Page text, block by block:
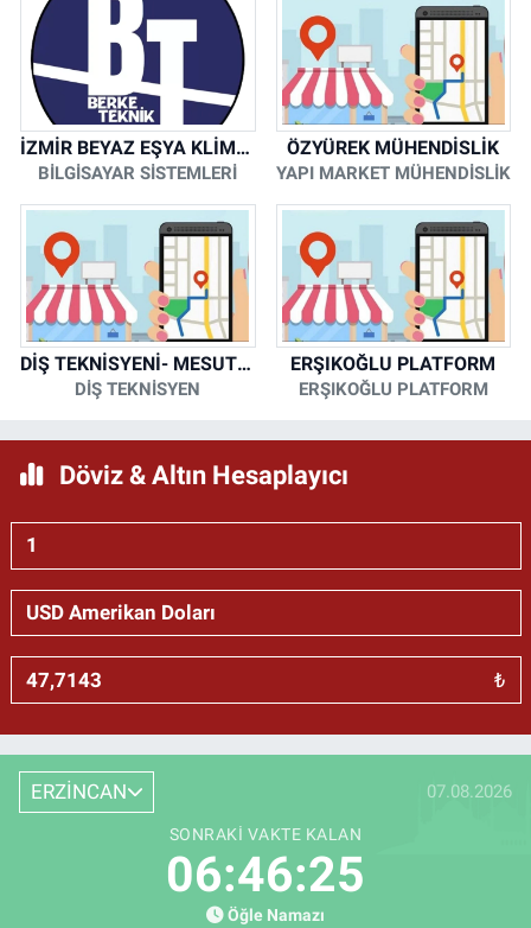
İZMİR BEYAZ EŞYA KLİMA KOMBİ SERVİSİ
BİLGİSAYAR SİSTEMLERİ
ÖZYÜREK MÜHENDİSLİK
YAPI MARKET MÜHENDİSLİK
DİŞ TEKNİSYENİ- MESUT KORKMAZ
DİŞ TEKNİSYEN
ERŞIKOĞLU PLATFORM
ERŞIKOĞLU PLATFORM
Döviz & Altın Hesaplayıcı
₺
ERZİNCAN 07.08.2026
SONRAKI VAKTE KALAN
06:46:24
Öğle Namazı